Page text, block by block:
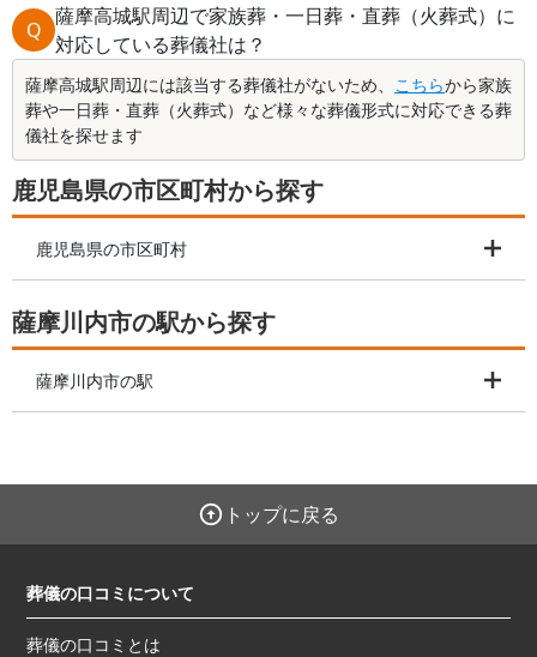
Q
薩摩高城駅周辺で家族葬・一日葬・直葬（火葬式）に
対応している葬儀社は？
薩摩高城駅周辺には該当する葬儀社がないため、 こちらから家族
葬や一日葬・直葬（火葬式）など様々な葬儀形式に対応できる葬
儀社を探せます
鹿児島県の市区町村から探す
鹿児島県の市区町村
薩摩川内市の駅から探す
薩摩川内市の駅
トップに戻る
葬儀の口コミについて
葬儀の口コミとは